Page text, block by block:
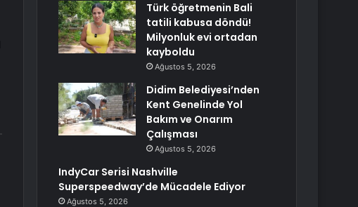
Türk öğretmenin Bali
tatili kabusa döndü!
Milyonluk evi ortadan
kayboldu
Ağustos 5, 2026
Didim Belediyesi’nden
Kent Genelinde Yol
Bakım ve Onarım
Çalışması
Ağustos 5, 2026
IndyCar Serisi Nashville
Superspeedway’de Mücadele Ediyor
Ağustos 5, 2026